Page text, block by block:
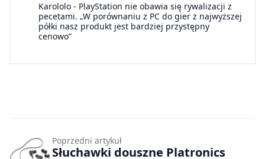
Karololo - PlayStation nie obawia się rywalizacji z
pecetami. „W porównaniu z PC do gier z najwyższej
półki nasz produkt jest bardziej przystępny
cenowo”
Poprzedni artykuł
Słuchawki douszne Platronics